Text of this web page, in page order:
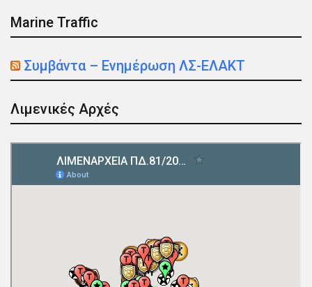
Marine Traffic
Συμβάντα – Ενημέρωση ΛΣ-ΕΛΑΚΤ
Λιμενικές Αρχές